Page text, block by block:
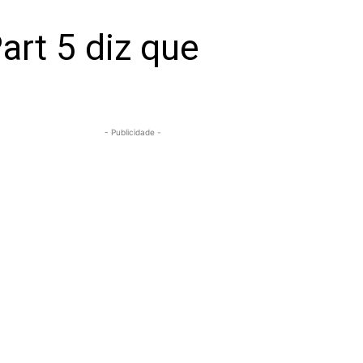
5 diz que
- Publicidade -